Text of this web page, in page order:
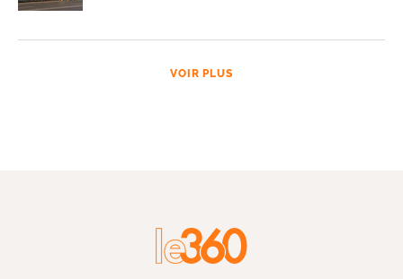
VOIR PLUS